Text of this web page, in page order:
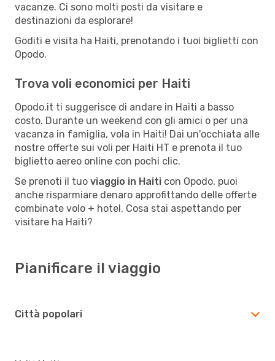
vacanze. Ci sono molti posti da visitare e
destinazioni da esplorare!
Goditi e visita ha Haiti, prenotando i tuoi biglietti con
Opodo.
Trova voli economici per Haiti
Opodo.it ti suggerisce di andare in Haiti a basso
costo. Durante un weekend con gli amici o per una
vacanza in famiglia, vola in Haiti! Dai un'occhiata alle
nostre offerte sui voli per Haiti HT e prenota il tuo
biglietto aereo online con pochi clic.
Se prenoti il tuo viaggio in Haiti con Opodo, puoi
anche risparmiare denaro approfittando delle offerte
combinate volo + hotel. Cosa stai aspettando per
visitare ha Haiti?
Pianificare il viaggio
Città popolari